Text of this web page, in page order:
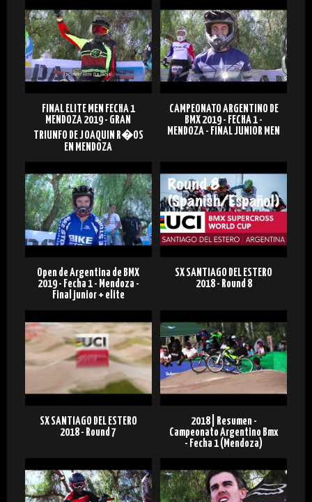
FINAL ELITE MEN FECHA 1
MENDOZA 2019 - GRAN
TRIUNFO DE JOAQUIN R�OS
EN MENDOZA
CAMPEONATO ARGENTINO DE
BMX 2019 - FECHA 1 -
MENDOZA - FINAL JUNIOR MEN
Open de Argentina de BMX
2019 - Fecha 1 - Mendoza -
Final junior + elite
SX SANTIAGO DEL ESTERO
2018 - Round 8
SX SANTIAGO DEL ESTERO
2018 - Round 7
2018 | Resumen -
Campeonato Argentino Bmx
- Fecha 1 (Mendoza)